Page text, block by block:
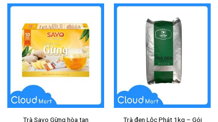
Trà Savo Gừng hòa tan
Trà đen Lộc Phát 1kg – Gói